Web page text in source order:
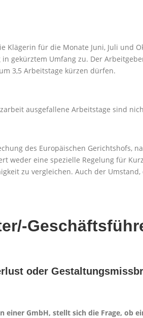
Klägerin für die Monate Juni, Juli
gekürztem Umfang zu. Der
3,5 Arbeitstage kürzen dürfen.
ausgefallene Arbeitstage sind
des Europäischen
weder eine spezielle Regelung für
zu vergleichen. Auch der
oder
einer GmbH, stellt sich die Frage,